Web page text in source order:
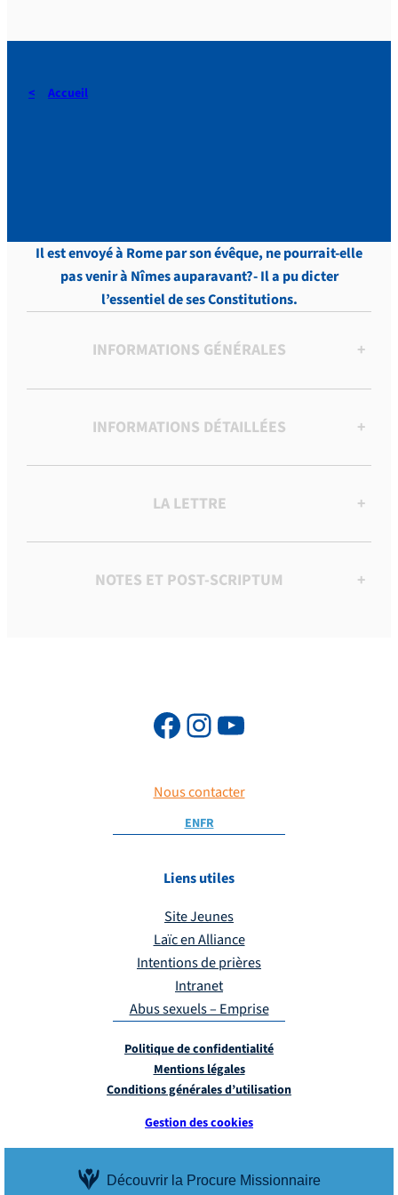
Découvrir la Procure Missionnaire
Accueil
Il est envoyé à Rome par son évêque, ne pourrait-elle
pas venir à Nîmes auparavant?- Il a pu dicter
l’essentiel de ses Constitutions.
INFORMATIONS GÉNÉRALES +
INFORMATIONS DÉTAILLÉES +
LA LETTRE +
NOTES ET POST-SCRIPTUM +
Nous contacter
ENFR
Liens utiles
Site Jeunes
Laïc en Alliance
Intentions de prières
Intranet
Abus sexuels – Emprise
Politique de confidentialité
Mentions légales
Conditions générales d’utilisation
Gestion des cookies